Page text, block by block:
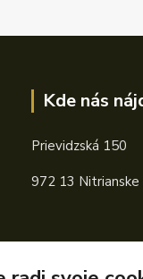
Kde nás
Prievidzská 150
972 13 Nitrianske